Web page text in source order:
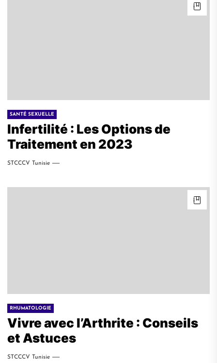
SANTÉ SEXUELLE
Infertilité : Les Options de
Traitement en 2023
STCCCV Tunisie
RHUMATOLOGIE
Vivre avec l’Arthrite : Conseils
et Astuces
STCCCV Tunisie